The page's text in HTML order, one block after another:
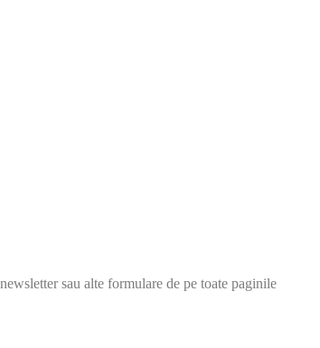
sau alte formulare de pe toate paginile